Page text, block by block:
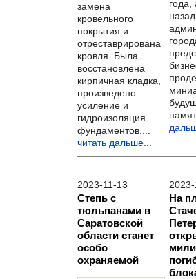
замена
кровельного
покрытия и
отреставрирована
кровля. Была
восстановлена
кирпичная кладка,
произведено
усиление и
гидроизоляция
фундаментов....
читать дальше...
года,
назад
2023-11-13
Степь с
тюльпанами в
Саратовской
области станет
особо
охраняемой
На